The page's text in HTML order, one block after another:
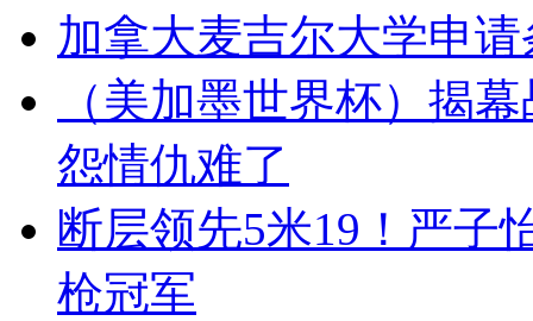
加拿大麦吉尔大学申
（美加墨世界杯）揭
怨情仇难了
断层领先5米19！严子
枪冠军